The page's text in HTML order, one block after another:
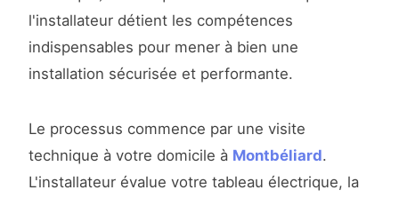
l'installateur détient les compétences
indispensables pour mener à bien une
installation sécurisée et performante.
Le processus commence par une visite
technique à votre domicile à Montbéliard.
L'installateur évalue votre tableau électrique, la